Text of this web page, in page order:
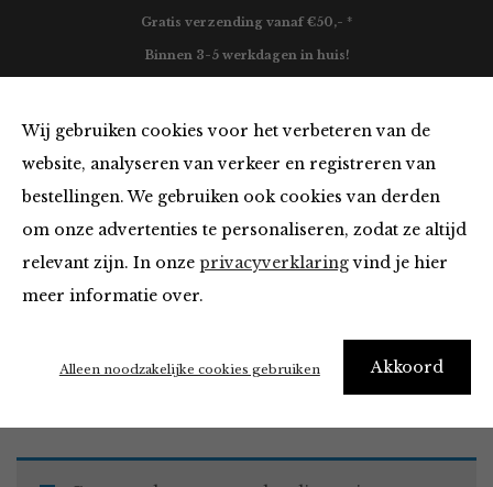
Wij gebruiken cookies voor het verbeteren van de
website, analyseren van verkeer en registreren van
bestellingen. We gebruiken ook cookies van derden
om onze advertenties te personaliseren, zodat ze altijd
relevant zijn. In onze privacyverklaringvind je hier
meer informatie over.
Akkoord
Alleen noodzakelijke cookies gebruiken
Gratis verzending vanaf €50,- *
Binnen 3-5 werkdagen in huis!
Must Haves
Home Winkel Accessoires Must Haves